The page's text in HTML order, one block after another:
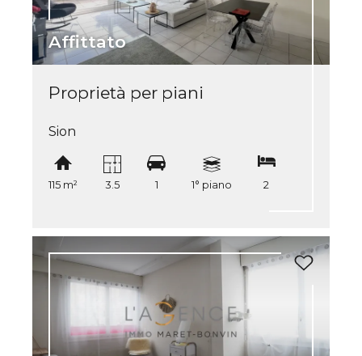
Affittato
Proprietà per piani
Sion
115 m² 3.5 1 1° piano 2